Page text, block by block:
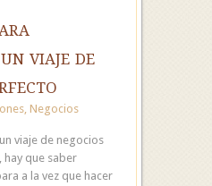
viaje de
, Negocios
viaje de negocios
hay que saber
a la vez que hacer